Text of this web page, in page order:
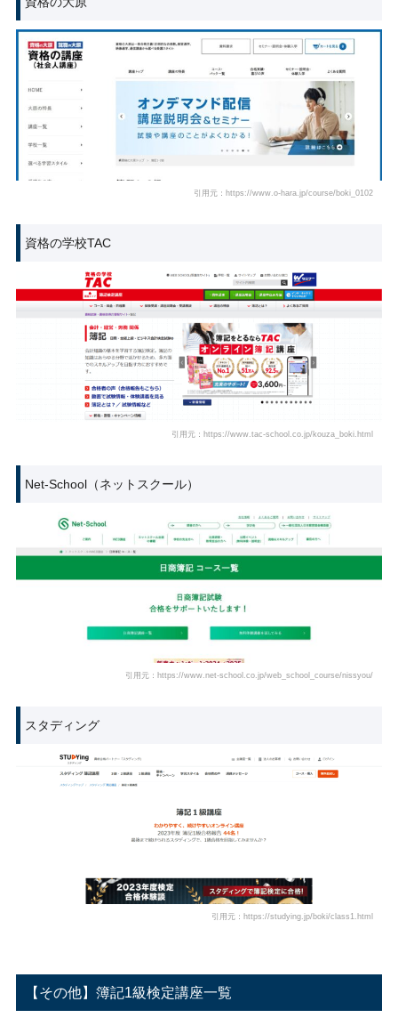
引用元：https://www.o-hara.jp/course/boki_0102
資格の学校TAC
引用元：https://www.tac-school.co.jp/kouza_boki.html
Net-School（ネットスクール）
引用元：https://www.net-school.co.jp/web_school_course/nissyou/
スタディング
引用元：https://studying.jp/boki/class1.html
【その他】簿記1級検定講座一覧